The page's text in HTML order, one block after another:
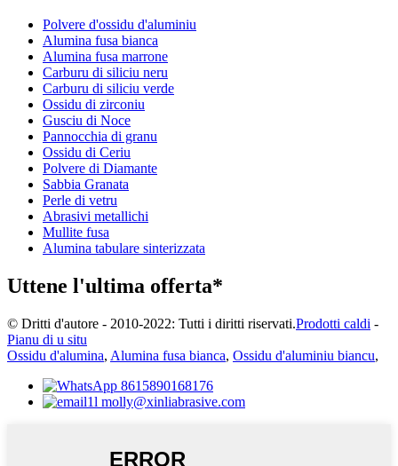
Polvere d'ossidu d'aluminiu
Alumina fusa bianca
Alumina fusa marrone
Carburu di siliciu neru
Carburu di siliciu verde
Ossidu di zirconiu
Gusciu di Noce
Pannocchia di granu
Ossidu di Ceriu
Polvere di Diamante
Sabbia Granata
Perle di vetru
Abrasivi metallichi
Mullite fusa
Alumina tabulare sinterizzata
Uttene l'ultima offerta*
© Dritti d'autore - 2010-2022: Tutti i diritti riservati.Prodotti caldi -
Pianu di u situ
Ossidu d'alumina, Alumina fusa bianca, Ossidu d'aluminiu biancu,
8615890168176
molly@xinliabrasive.com